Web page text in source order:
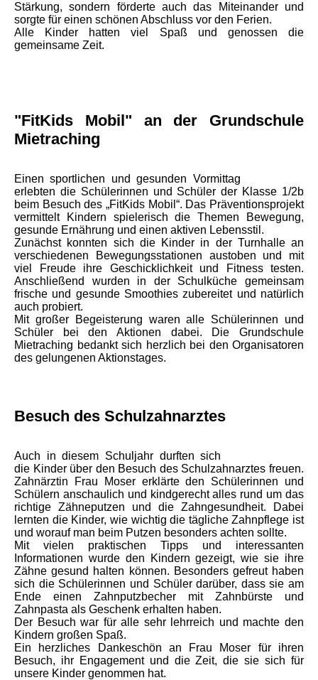
Stärkung, sondern förderte auch das Miteinander und
sorgte für einen schönen Abschluss vor den Ferien.
Alle Kinder hatten viel Spaß und genossen die
gemeinsame Zeit.
"FitKids Mobil" an der Grundschule
Mietraching
Einen sportlichen und gesunden Vormittag
erlebten die Schülerinnen und Schüler der Klasse 1/2b
beim Besuch des „FitKids Mobil“. Das Präventionsprojekt
vermittelt Kindern spielerisch die Themen Bewegung,
gesunde Ernährung und einen aktiven Lebensstil.
Zunächst konnten sich die Kinder in der Turnhalle an
verschiedenen Bewegungsstationen austoben und mit
viel Freude ihre Geschicklichkeit und Fitness testen.
Anschließend wurden in der Schulküche gemeinsam
frische und gesunde Smoothies zubereitet und natürlich
auch probiert.
Mit großer Begeisterung waren alle Schülerinnen und
Schüler bei den Aktionen dabei. Die Grundschule
Mietraching bedankt sich herzlich bei den Organisatoren
des gelungenen Aktionstages.
Besuch des Schulzahnarztes
Auch in diesem Schuljahr durften sich
die Kinder über den Besuch des Schulzahnarztes freuen.
Zahnärztin Frau Moser erklärte den Schülerinnen und
Schülern anschaulich und kindgerecht alles rund um das
richtige Zähneputzen und die Zahngesundheit. Dabei
lernten die Kinder, wie wichtig die tägliche Zahnpflege ist
und worauf man beim Putzen besonders achten sollte.
Mit vielen praktischen Tipps und interessanten
Informationen wurde den Kindern gezeigt, wie sie ihre
Zähne gesund halten können. Besonders gefreut haben
sich die Schülerinnen und Schüler darüber, dass sie am
Ende einen Zahnputzbecher mit Zahnbürste und
Zahnpasta als Geschenk erhalten haben.
Der Besuch war für alle sehr lehrreich und machte den
Kindern großen Spaß.
Ein herzliches Dankeschön an Frau Moser für ihren
Besuch, ihr Engagement und die Zeit, die sie sich für
unsere Kinder genommen hat.